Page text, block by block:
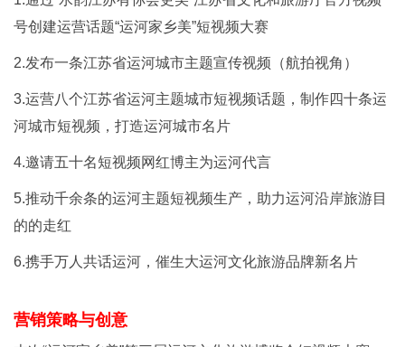
号创建运营话题“运河家乡美”短视频大赛
2.发布一条江苏省运河城市主题宣传视频（航拍视角）
3.运营八个江苏省运河主题城市短视频话题，制作四十条运
河城市短视频，打造运河城市名片
4.邀请五十名短视频网红博主为运河代言
5.推动千余条的运河主题短视频生产，助力运河沿岸旅游目
的的走红
6.携手万人共话运河，催生大运河文化旅游品牌新名片
营销策略与创意